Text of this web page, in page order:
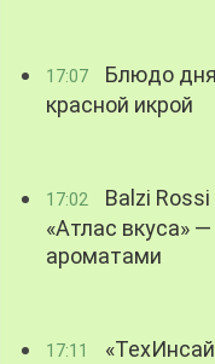
17:07
Блюдо
красной икрой
17:02
Balzi
«Атлас вкуса»
ароматами
17:11